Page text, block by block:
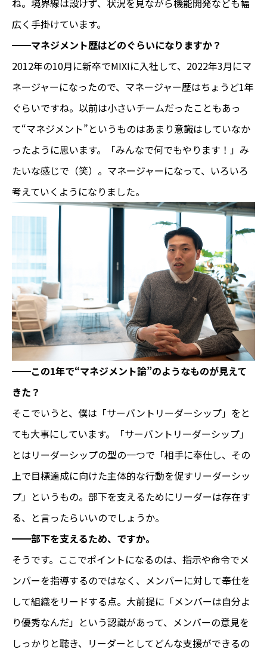
広く手掛けています。
━━マネジメント歴はどのぐらいになりますか？
2012年の10月に新卒でMIXIに入社して、2022年3月にマ
ネージャーになったので、マネージャー歴はちょうど1年
ぐらいですね。以前は小さいチームだったこともあっ
て“マネジメント”というものはあまり意識はしていなか
ったように思います。「みんなで何でもやります！」み
たいな感じで（笑）。マネージャーになって、いろいろ
考えていくようになりました。
━━この1年で“マネジメント論”のようなものが見えて
きた？
そこでいうと、僕は「サーバントリーダーシップ」をと
ても大事にしています。「サーバントリーダーシップ」
とはリーダーシップの型の一つで「相手に奉仕し、その
上で目標達成に向けた主体的な行動を促すリーダーシッ
プ」というもの。部下を支えるためにリーダーは存在す
る、と言ったらいいのでしょうか。
━━部下を支えるため、ですか。
そうです。ここでポイントになるのは、指示や命令でメ
ンバーを指導するのではなく、メンバーに対して奉仕を
して組織をリードする点。大前提に「メンバーは自分よ
り優秀なんだ」という認識があって、メンバーの意見を
しっかりと聴き、リーダーとしてどんな支援ができるの